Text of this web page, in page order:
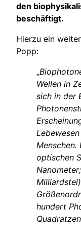
den
beschäftigt.
Hierzu ein
Popp:
„
Wellen in
sich in der
Menschen.
optischen
hundert